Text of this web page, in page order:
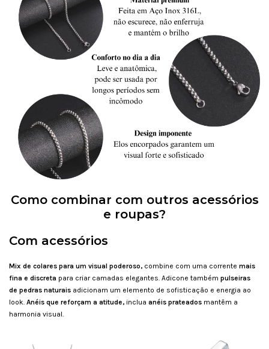
Como combinar com outros acessórios
e roupas?
Com acessórios
Mix de colares para um visual poderoso, combine com uma corrente mais
fina e discreta para criar camadas elegantes. Adicone também pulseiras
de pedras naturais adicionam um elemento de sofisticação e energia ao
look. Anéis que reforçam a atitude, inclua anéis prateados mantêm a
harmonia visual.